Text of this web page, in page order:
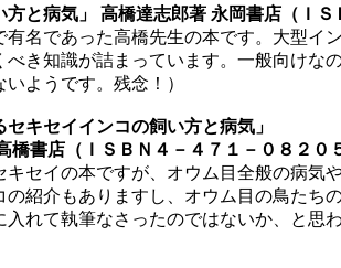
方と病気」 高橋達志郎著 永岡書店（Ｉ
有名であった高橋先生の本です。大型イ
べき知識が詰まっています。一般向けな
ようです。残念！）
セキセイインコの飼い方と病気」
橋書店（ＩＳＢＮ４－４７１－０８２０
キセイの本ですが、オウム目全般の病気
の紹介もありますし、オウム目の鳥たち
入れて執筆なさったのではないか、と思